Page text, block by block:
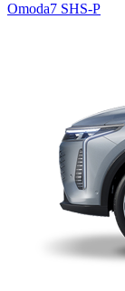
Omoda7 SHS-P